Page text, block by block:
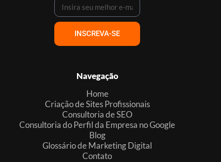
INSCREVA-SE
Navegação
Home
Criação de Sites Profissionais
Consultoria de SEO
Consultoria do Perfil da Empresa no Google
Blog
Glossário de Marketing Digital
Contato